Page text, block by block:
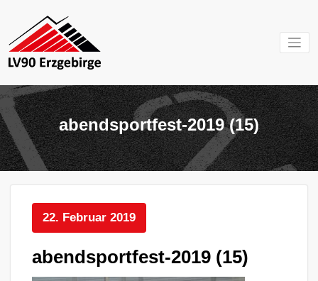
springen
e.V.
Mein Verein im
abendsportfest-2019 (15)
22. Februar 2019
abendsportfest-2019 (15)